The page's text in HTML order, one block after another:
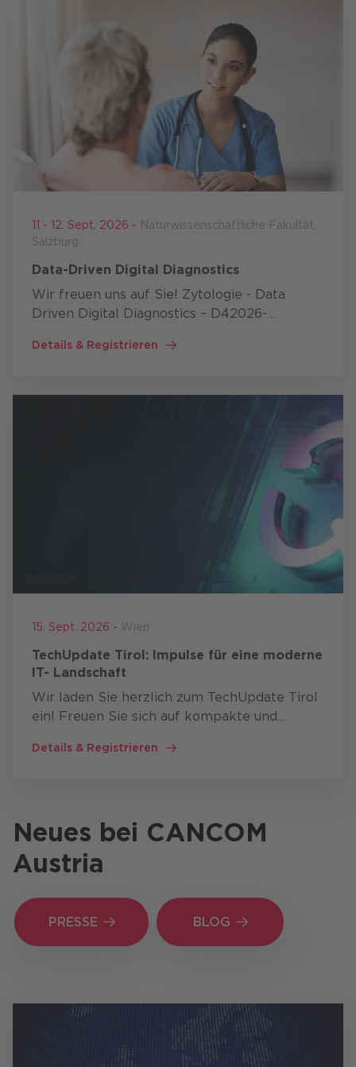
11 - 12. Sept. 2026 - Naturwissenschaftliche Fakultät,
Salzburg
Data-Driven Digital Diagnostics
Wir freuen uns auf Sie! Zytologie - Data
Driven Digital Diagnostics – D42026-
Details & Registrieren
15. Sept. 2026 - Wien
TechUpdate Tirol: Impulse für eine moderne
IT- Landschaft
Wir laden Sie herzlich zum TechUpdate Tirol
ein! Freuen Sie sich auf kompakte und
und Services - von Virtual Desktops und
Details & Registrieren
Neues bei CANCOM
Austria
PRESSE
PRESSE BLOG
BLOG